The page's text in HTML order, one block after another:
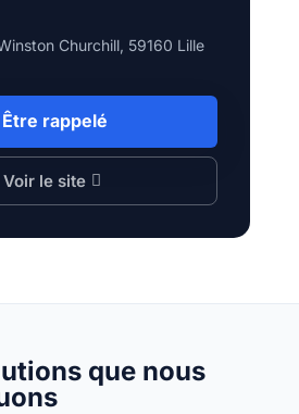
Churchill, 59160 Lille
Être rappelé
Voir le site
que nous